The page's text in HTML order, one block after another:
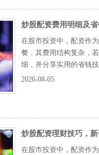
炒股配资费用明细及
在股市投资中，配资作
餐，其费用结构复杂，
细，并分享实用的省钱
**1. 利息费用** 这是配
2026-08-05
炒股配资理财技巧，
在股市投资中，配资作